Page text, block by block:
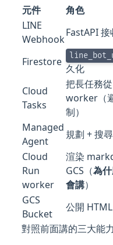
元件
角色
LINE
Webhook
FastAPI
Firestore
久化
Cloud
Tasks
把長任務
worker（
制）
Managed
Agent
規劃 + 搜
Cloud
Run
worker
渲染
GCS（為
會講）
GCS
Bucket
公開
對照前面講的三大能